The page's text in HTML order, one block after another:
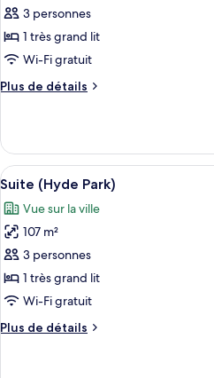
pour
ce
type
chambre :
3 personnes
1 très grand lit
Wi-Fi gratuit
Plus de détails
Plus
le
type
de
chambre
Suite
(Dorchester)
Afficher
toutes
les
photos
pour
ce
type
chambre :
13
Suite (Hyde Park)
Vue sur la ville
107 m²
3 personnes
1 très grand lit
Wi-Fi gratuit
Plus de détails
Plus